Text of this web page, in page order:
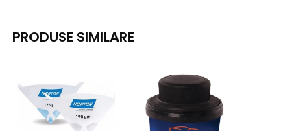
PRODUSE SIMILARE